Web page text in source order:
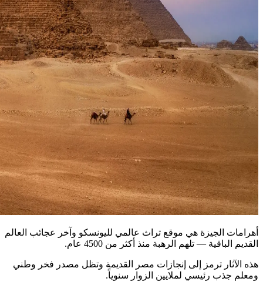
أهرامات الجيزة هي موقع تراث عالمي لليونسكو وآخر عجائب العالم
القديم الباقية — تلهم الرهبة منذ أكثر من 4500 عام.
هذه الآثار ترمز إلى إنجازات مصر القديمة وتظل مصدر فخر وطني
ومعلم جذب رئيسي لملايين الزوار سنوياً.